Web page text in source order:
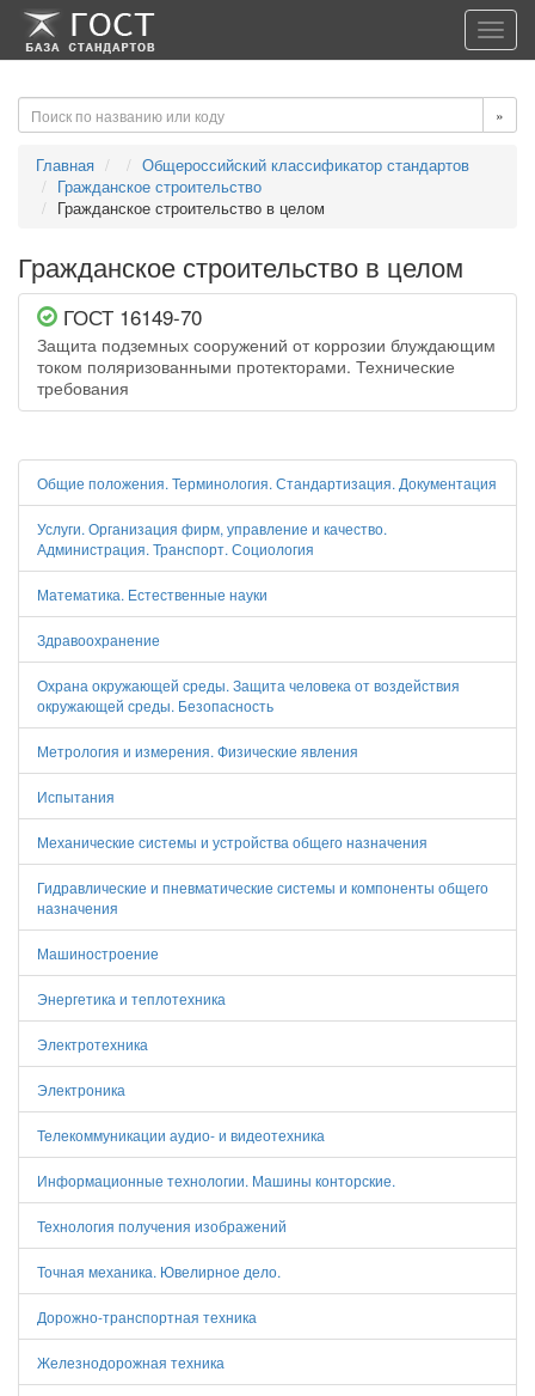
-->-->
»
Главная
Общероссийский классификатор стандартов
Гражданское строительство
Гражданское строительство в целом
Гражданское строительство в целом
ГОСТ 16149-70
Защита подземных сооружений от коррозии блуждающим
током поляризованными протекторами. Технические
требования
Общие положения. Терминология. Стандартизация. Документация
Услуги. Организация фирм, управление и качество.
Администрация. Транспорт. Социология
Математика. Естественные науки
Здравоохранение
Охрана окружающей среды. Защита человека от воздействия
окружающей среды. Безопасность
Метрология и измерения. Физические явления
Испытания
Механические системы и устройства общего назначения
Гидравлические и пневматические системы и компоненты общего
назначения
Машиностроение
Энергетика и теплотехника
Электротехника
Электроника
Телекоммуникации аудио- и видеотехника
Информационные технологии. Машины конторские.
Технология получения изображений
Точная механика. Ювелирное дело.
Дорожно-транспортная техника
Железнодорожная техника